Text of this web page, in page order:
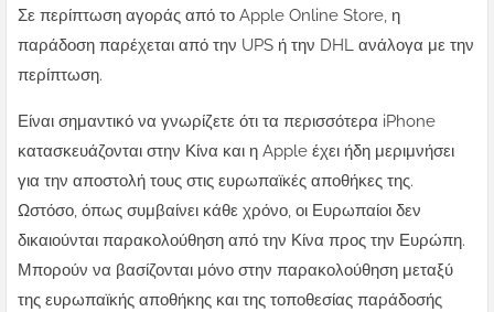
Σε περίπτωση αγοράς από το Apple Online Store, η
παράδοση παρέχεται από την UPS ή την DHL ανάλογα με την
περίπτωση.
Είναι σημαντικό να γνωρίζετε ότι τα περισσότερα iPhone
κατασκευάζονται στην Κίνα και η Apple έχει ήδη μεριμνήσει
για την αποστολή τους στις ευρωπαϊκές αποθήκες της.
Ωστόσο, όπως συμβαίνει κάθε χρόνο, οι Ευρωπαίοι δεν
δικαιούνται παρακολούθηση από την Κίνα προς την Ευρώπη.
Μπορούν να βασίζονται μόνο στην παρακολούθηση μεταξύ
της ευρωπαϊκής αποθήκης και της τοποθεσίας παράδοσής